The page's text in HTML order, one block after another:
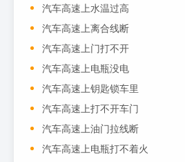
汽车高速上水温过高
汽车高速上离合线断
汽车高速上门打不开
汽车高速上电瓶没电
汽车高速上钥匙锁车里
汽车高速上打不开车门
汽车高速上油门拉线断
汽车高速上电瓶打不着火